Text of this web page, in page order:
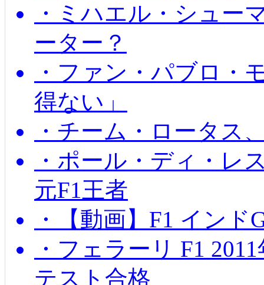
・ミハエル・シュー
ーター？
・ファン・パブロ・
得ない」
・チーム・ロータス
・ポール・ディ・レ
元F1王者
・【動画】F1 イン
・フェラーリ F1
テスト合格